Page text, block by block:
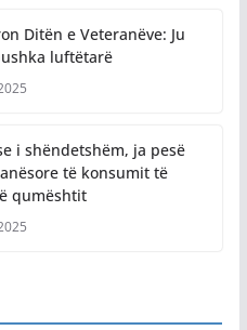
Ditën e Veteranëve: Ju
luftëtarë
i shëndetshëm, ja pesë
të konsumit të
qumështit